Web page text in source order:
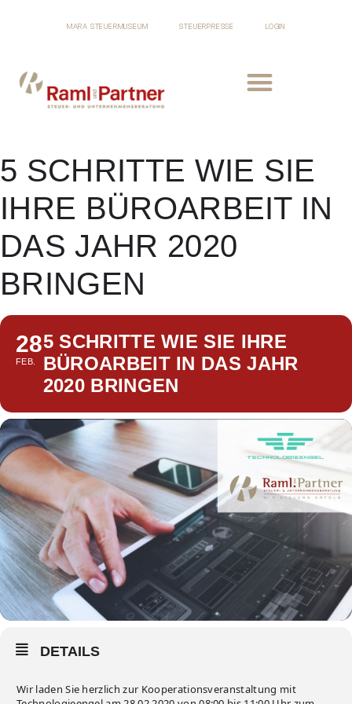
MARA STEUERMUSEUM STEUERPRESSE LOGIN
5 SCHRITTE WIE SIE
IHRE BÜROARBEIT IN
DAS JAHR 2020
BRINGEN
28
FEB.
5 SCHRITTE WIE SIE IHRE
BÜROARBEIT IN DAS JAHR
2020 BRINGEN
DETAILS
Wir laden Sie herzlich zur Kooperationsveranstaltung mit